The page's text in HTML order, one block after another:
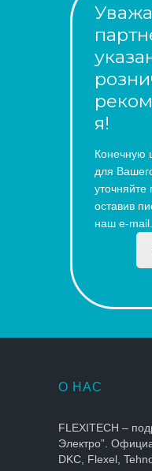
я!
Конечную
для
оставив
наш e-mail.
О НАС
FLEXITECH –
Электро”.
DKC, Flexel,